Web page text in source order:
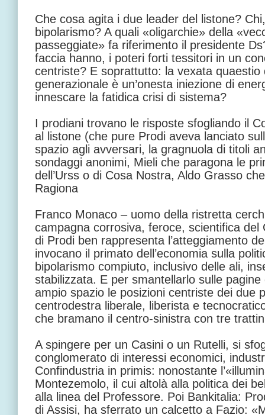
Che cosa agita i due leader del listone?
bipolarismo? A quali «oligarchie» della
passeggiate» fa riferimento il presidente
faccia hanno, i poteri forti tessitori in un
centriste? E soprattutto: la vexata quaestio
generazionale è un’onesta iniezione di
innescare la fatidica crisi di sistema?
I prodiani trovano le risposte sfogliando il
al listone (che pure Prodi aveva lanciato
spazio agli avversari, la gragnuola di titoli
sondaggi anonimi, Mieli che paragona le
dell’Urss o di Cosa Nostra, Aldo Grasso
Ragiona
Franco Monaco – uomo della ristretta
campagna corrosiva, feroce, scientifica del
di Prodi ben rappresenta l’atteggiamento
invocano il primato dell’economia sulla
bipolarismo compiuto, inclusivo delle ali,
stabilizzata. E per smantellarlo sulle
ampio spazio le posizioni centriste dei due
centrodestra liberale, liberista e
che bramano il centro-sinistra con tre
A spingere per un Casini o un Rutelli, si
conglomerato di interessi economici,
Confindustria in primis: nonostante
Montezemolo, il cui altolà alla politica dei
alla linea del Professore. Poi Bankitalia:
di Assisi, ha sferrato un calcetto a Fazio: